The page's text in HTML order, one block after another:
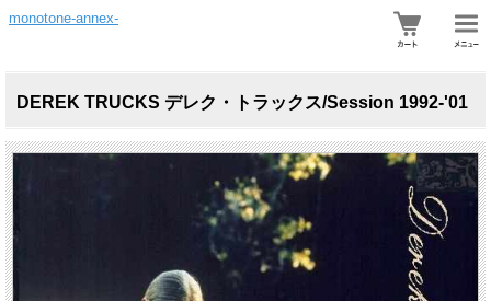
monotone-annex-
DEREK TRUCKS デレク・トラックス/Session 1992-'01